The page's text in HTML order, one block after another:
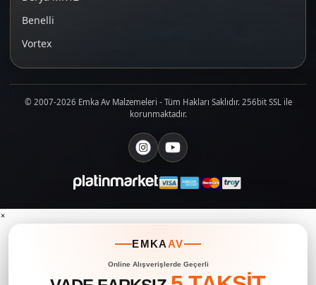
Benelli
Vortex
© 2007-2026 Emka Av Malzemeleri - Tüm Hakları Saklıdır. 256bit SSL ile
korunmaktadır.
×
EMKAAV
Online Alışverişlerde Geçerli